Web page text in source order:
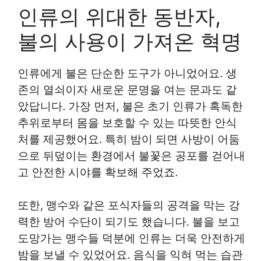
인류의 위대한 동반자,
불의 사용이 가져온 혁명
인류에게 불은 단순한 도구가 아니었어요. 생
존의 열쇠이자 새로운 문명을 여는 문과도 같
았답니다. 가장 먼저, 불은 초기 인류가 혹독한
추위로부터 몸을 보호할 수 있는 따뜻한 안식
처를 제공했어요. 특히 밤이 되면 사방이 어둠
으로 뒤덮이는 환경에서 불꽃은 공포를 걷어내
고 안전한 시야를 확보해 주었죠.
또한, 맹수와 같은 포식자들의 공격을 막는 강
력한 방어 수단이 되기도 했습니다. 불을 보고
도망가는 맹수들 덕분에 인류는 더욱 안전하게
밤을 보낼 수 있었어요. 음식을 익혀 먹는 습관